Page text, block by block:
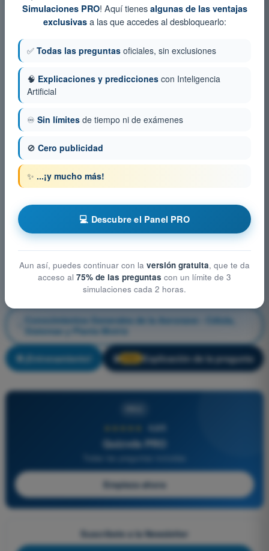
Conocimientos Generales de la Aeronave - Célula,
Sistemas y Planta Motriz
¡Entrenamiento! 🔒 Explicación de la pregunta
4,6/5
Quizvds PRO
Empieza ahora
Suscríbete a la Newsletter
Simulaciones PRO! Aquí tienes algunas de las ventajas
exclusivasa las que accedes al desbloquearlo:
✅ Todas las preguntas oficiales, sin exclusiones
🧠 Explicaciones y predicciones con Inteligencia
Artificial
♾️ Sin límites de tiempo ni de exámenes
🚫 Cero publicidad
✨ ...¡y mucho más!
💻 Descubre el Panel PRO
Aun así, puedes continuar con la versión gratuita, que te da
acceso al 75% de las preguntas con un límite de 3
simulaciones cada 2 horas.